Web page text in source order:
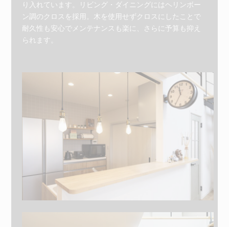
り入れています。リビング・ダイニングにはヘリンボー
ン調のクロスを採用。木を使用せずクロスにしたことで
耐久性も安心でメンテナンスも楽に、さらに予算も抑え
られます。